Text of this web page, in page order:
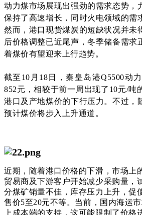
动力煤市场展现出强劲的需求态势，
保持了高速增长，同时火电领域的需
然而，港口现货煤炭的短缺状况并未
后价格调整已近尾声，冬季储备需求
着煤价有望迎来上行趋势。
截至10月18日，秦皇岛港Q5500动
852元，相较于前一周出现了10元/吨
港口及产地煤价的下行压力。不过，
预计煤价将步入上升通道。
近期，随着港口价格的下滑，市场上
贸易商及下游客户开始减少采购量，
分煤矿销量不佳，库存压力上升，促
售价5至20元不等。当前，国内海运
上成本端的支持，这可能限制了价格